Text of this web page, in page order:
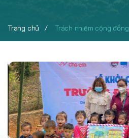
Trang chủ Trách nhiệm cộng đồng